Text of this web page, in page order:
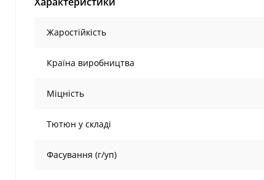
Жаростійкість
Країна виробництва
Міцність
Тютюн у складі
Фасування (г/уп)